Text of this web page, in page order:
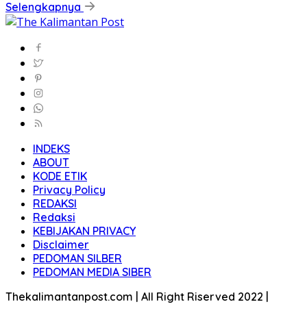
Selengkapnya
INDEKS
ABOUT
KODE ETIK
Privacy Policy
REDAKSI
Redaksi
KEBIJAKAN PRIVACY
Disclaimer
PEDOMAN SILBER
PEDOMAN MEDIA SIBER
Thekalimantanpost.com | All Right Riserved 2022 |